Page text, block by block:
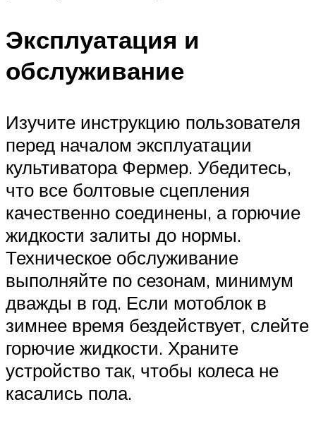
Эксплуатация и
обслуживание
Изучите инструкцию пользователя
перед началом эксплуатации
культиватора Фермер. Убедитесь,
что все болтовые сцепления
качественно соединены, а горючие
жидкости залиты до нормы.
Техническое обслуживание
выполняйте по сезонам, минимум
дважды в год. Если мотоблок в
зимнее время бездействует, слейте
горючие жидкости. Храните
устройство так, чтобы колеса не
касались пола.